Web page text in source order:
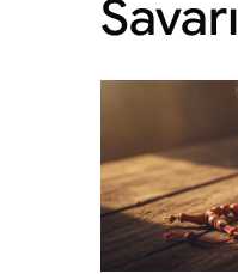
Savarı